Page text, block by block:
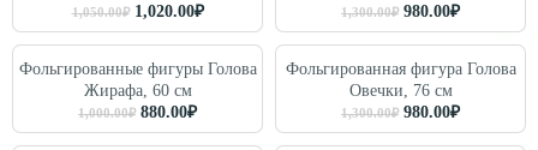
1,050.00₽ 1,020.00₽ 1,300.00₽ 980.00₽
Фольгированные фигуры Голова
Жирафа, 60 см
1,000.00₽ 880.00₽
Фольгированная фигура Голова
Овечки, 76 см
1,300.00₽ 980.00₽